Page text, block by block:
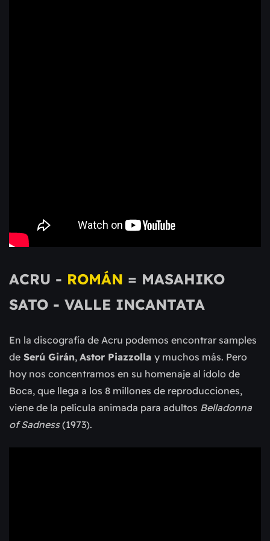
ACRU - ROMÁN = MASAHIKO
SATO - VALLE INCANTATA
En la discografía de Acru podemos encontrar samples
de Serú Girán, Astor Piazzolla y muchos más. Pero
hoy nos concentramos en su homenaje al ídolo de
Boca, que llega a los 8 millones de reproducciones,
viene de la película animada para adultos Belladonna
of Sadness(1973).